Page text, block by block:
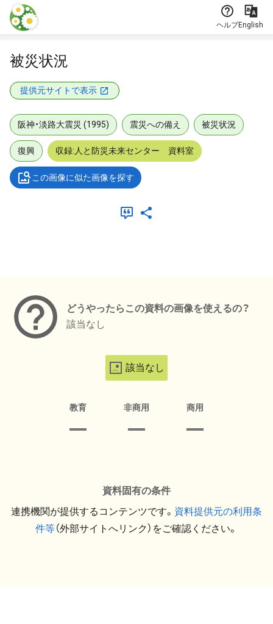
本文に飛ぶ
ヘルプEnglish
被災状況
提供元サイトで表示
阪神・淡路大震災 (1995) 震災への備え 被災状況
復興 収録:人と防災未来センター 資料室
この画像に似た画像を探す
どうやったらこの資料の画像を使えるの？
該当なし
該当なし
教育 非商用 商用
資料固有の条件
連携機関が提供するコンテンツです。 資料提供元の利用条
件等（外部サイトへリンク）をご確認ください。